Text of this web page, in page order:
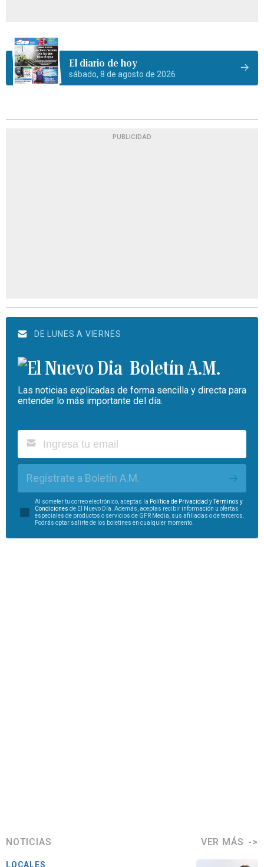
El diario de hoy
sábado, 8 de agosto de 2026
PUBLICIDAD
DE LUNES A VIERNES
Boletín A.M.
Las noticias explicadas de forma sencilla y directa para
entender lo más importante del día.
Regístrate a Boletín A.M.
Al someter tu correo electrónico, aceptas la Política de Privacidad yTérminos y
Condiciones de El Nuevo Día. Además, aceptas recibir información u ofertas
especiales de productos o servicios de GFR Media, sus afiliadas o de terceros.
Podrás optar salirte de los boletines en cualquier momento.
NOTICIAS VER MÁS
LOCALES